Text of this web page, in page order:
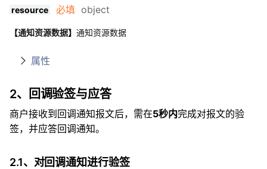
resource 必填 object
【通知资源数据】 通知资源数据
属性
2、回调验签与应答
商户接收到回调通知报文后，需在5秒内完成对报文的验
签，并应答回调通知。
2.1、对回调通知进行验签